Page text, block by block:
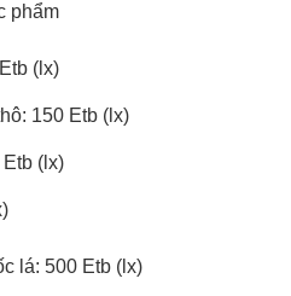
phẩm
(lx)
150 Etb (lx)
(lx)
lá: 500 Etb (lx)